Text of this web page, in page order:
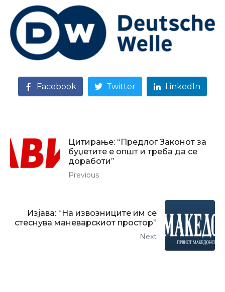
Facebook Twitter LinkedIn
Цитирање: “Предлог Законот за
буџетите е општ и треба да се
доработи”
Previous
Изјава: “На извозниците им се
стеснува маневарскиот простор”
Next